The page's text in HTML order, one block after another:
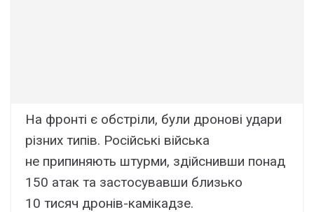
На фронті є обстріли, були дронові удари
різних типів. Російські війська
не припиняють штурми, здійснивши понад
150 атак та застосувавши близько
10 тисяч дронів-камікадзе.